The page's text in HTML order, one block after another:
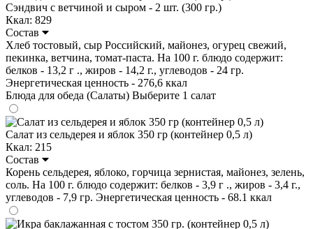
Сэндвич с ветчиной и сыром - 2 шт. (300 гр.)
Ккал: 829
Состав
Хлеб тостовый, сыр Российский, майонез, огурец свежий,
пекинка, ветчина, томат-паста. На 100 г. блюдо содержит:
белков - 13,2 г ., жиров - 14,2 г., углеводов - 24 гр.
Энергетическая ценность - 276,6 ккал
Блюда для обеда (Салаты) Выберите 1 салат
Салат из сельдерея и яблок 350 гр (контейнер 0,5 л)
Ккал: 215
Состав
Корень сельдерея, яблоко, горчица зернистая, майонез, зелень,
соль. На 100 г. блюдо содержит: белков - 3,9 г ., жиров - 3,4 г.,
углеводов - 7,9 гр. Энергетическая ценность - 68.1 ккал